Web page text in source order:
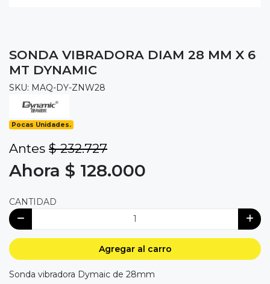
SONDA VIBRADORA DIAM 28 MM X 6
MT DYNAMIC
SKU: MAQ-DY-ZNW28
Pocas Unidades.
Antes $ 232.727
Ahora $ 128.000
CANTIDAD
Agregar al carro
Sonda vibradora Dymaic de 28mm